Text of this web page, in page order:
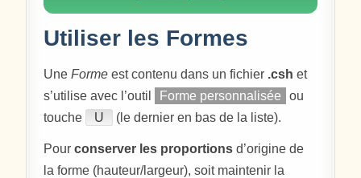
Utiliser les Formes
UneForme est contenu dans un fichier .csh et
s’utilise avec l’outil
Forme personnalisée
ou
touche
U (le dernier en bas de la liste).
Pourconserver les proportions d’origine de
la forme (hauteur/largeur), soit maintenir la